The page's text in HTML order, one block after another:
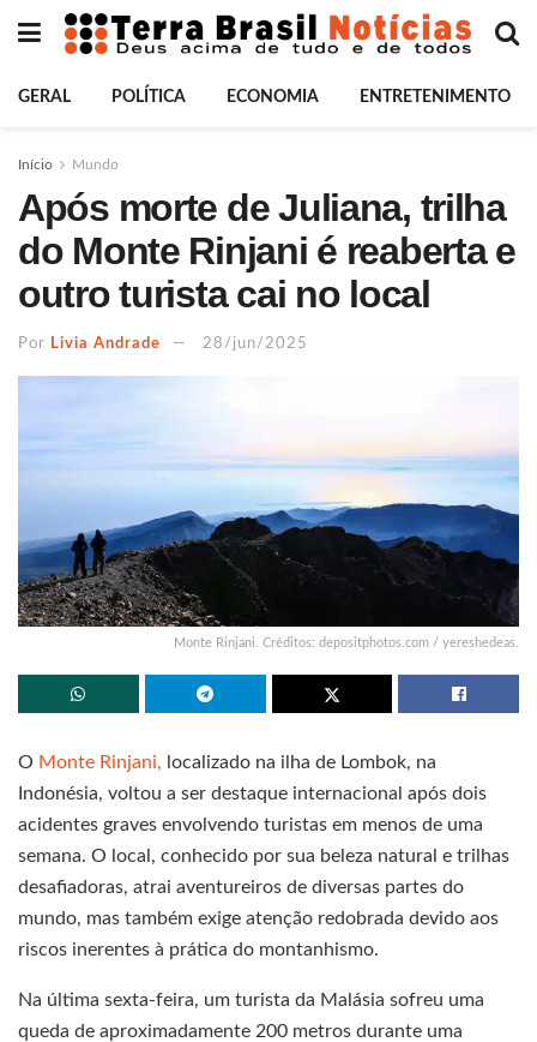
GERAL POLÍTICA ECONOMIA ENTRETENIMENTO
Início Mundo
Após morte de Juliana, trilha
do Monte Rinjani é reaberta e
outro turista cai no local
Por Livia Andrade 28/jun/2025
Monte Rinjani. Créditos: depositphotos.com / yereshedeas.
O Monte Rinjani, localizado na ilha de Lombok, na
Indonésia, voltou a ser destaque internacional após dois
acidentes graves envolvendo turistas em menos de uma
semana. O local, conhecido por sua beleza natural e trilhas
desafiadoras, atrai aventureiros de diversas partes do
mundo, mas também exige atenção redobrada devido aos
riscos inerentes à prática do montanhismo.
Na última sexta-feira, um turista da Malásia sofreu uma
queda de aproximadamente 200 metros durante uma